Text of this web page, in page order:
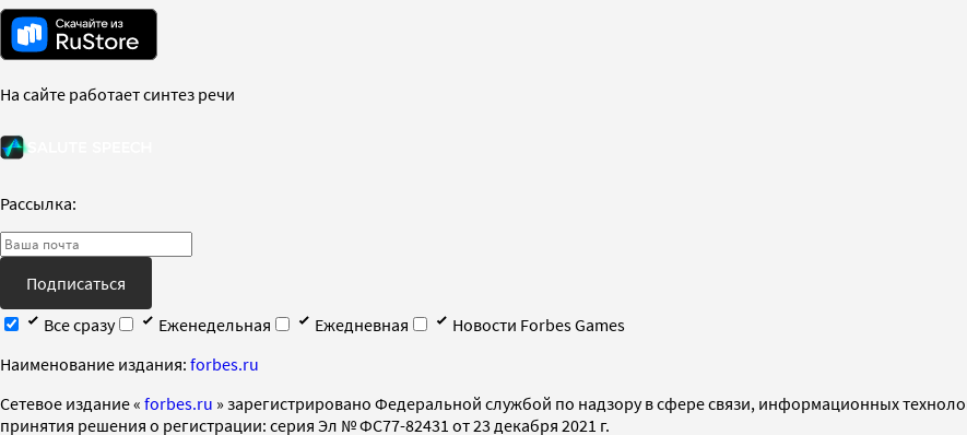
На сайте работает синтез речи
Рассылка:
Подписаться
Все сразу
Еженедельная Ежедневная
Новости Forbes Games
Наименование издания: forbes.ru
Cетевое издание « forbes.ru » зарегистрировано Федеральной службой по надзору в сфере связи, информационных
принятия решения о регистрации: серия Эл № ФС77-82431 от 23 декабря 2021 г.